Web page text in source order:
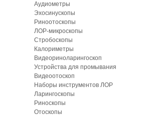
Аудиометры
Эхосинускопы
Риноотоскопы
ЛОР-микроскопы
Стробоскопы
Калориметры
Видеориноларингоскоп
Устройства для промывания
Видеоотоскоп
Наборы инструментов ЛОР
Ларингоскопы
Риноскопы
Отоскопы